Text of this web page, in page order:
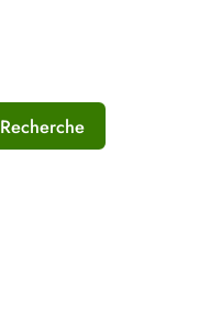
Recherche